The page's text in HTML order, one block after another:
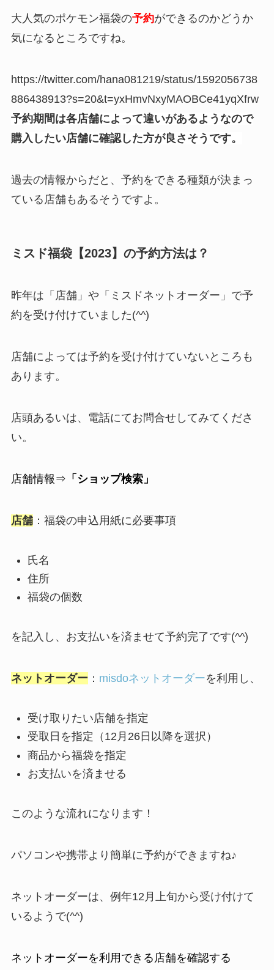
大人気のポケモン福袋の予約ができるのかどうか
気になるところですね。
https://twitter.com/hana081219/status/1592056738
886438913?s=20&t=yxHmvNxyMAOBCe41yqXfrw
予約期間は各店舗によって違いがあるようなので
購入したい店舗に確認した方が良さそうです。
過去の情報からだと、予約をできる種類が決まっ
ている店舗もあるそうですよ。
ミスド福袋【2023】の予約方法は？
昨年は「店舗」や「ミスドネットオーダー」で予
約を受け付けていました(^^)
店舗によっては予約を受け付けていないところも
あります。
店頭あるいは、電話にてお問合せしてみてくださ
い。
店舗情報⇒ 「ショップ検索」
店舗： 福袋の申込用紙に必要事項
氏名
住所
福袋の個数
を記入し、お支払いを済ませて予約完了です(^^)
ネットオーダー ： misdoネットオーダーを利用し、
受け取りたい店舗を指定
受取日を指定（12月26日以降を選択）
商品から福袋を指定
お支払いを済ませる
このような流れになります！
パソコンや携帯より簡単に予約ができますね♪
ネットオーダーは、例年12月上旬から受け付けて
いるようで(^^)
ネットオーダーを利用できる店舗を確認する